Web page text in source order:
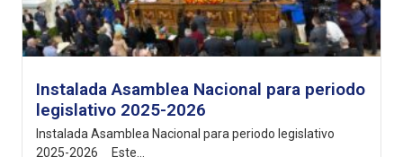
Instalada Asamblea Nacional para periodo
legislativo 2025-2026
Instalada Asamblea Nacional para periodo legislativo
2025-2026 Este...